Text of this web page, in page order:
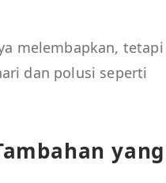
melembapkan, tetapi
dan polusi seperti
yang